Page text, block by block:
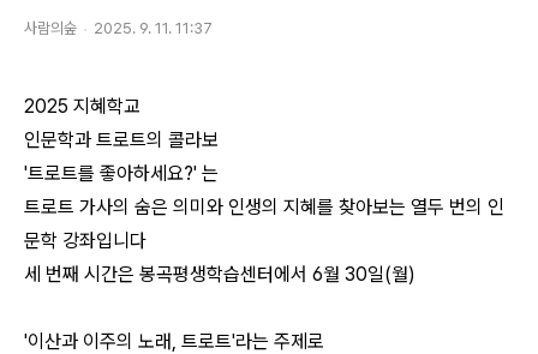
사람의숲 2025. 9. 11. 11:37
2025 지혜학교
인문학과 트로트의 콜라보
'트로트를 좋아하세요?' 는
트로트 가사의 숨은 의미와 인생의 지혜를 찾아보는 열두 번의 인
문학 강좌입니다
세 번째 시간은 봉곡평생학습센터에서 6월 30일(월)
'이산과 이주의 노래, 트로트'라는 주제로